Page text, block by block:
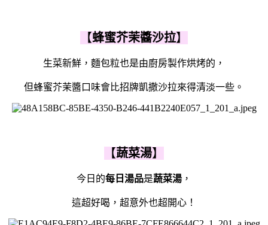
【蜂蜜芥茉醬沙拉】
生菜新鮮，麵包粒也是由廚房製作烘烤的，
但蜂蜜芥茉醬口味會比招牌凱撒沙拉來得清淡一些。
【蔬菜湯】
今日的每日湯品是蔬菜湯 ，
這超好喝，超意外也超開心！